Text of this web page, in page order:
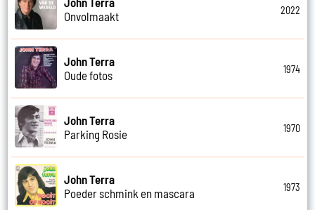
Onvolmaakt
2022
John Terra
Oude fotos
1974
John Terra
Parking Rosie
1970
John Terra
Poeder schmink en mascara
1973